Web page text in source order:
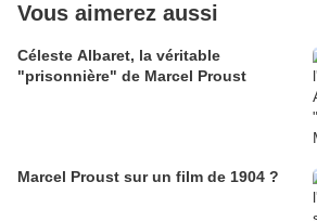
Vous aimerez aussi
Céleste Albaret, la véritable
"prisonnière" de Marcel Proust
Marcel Proust sur un film de 1904 ?